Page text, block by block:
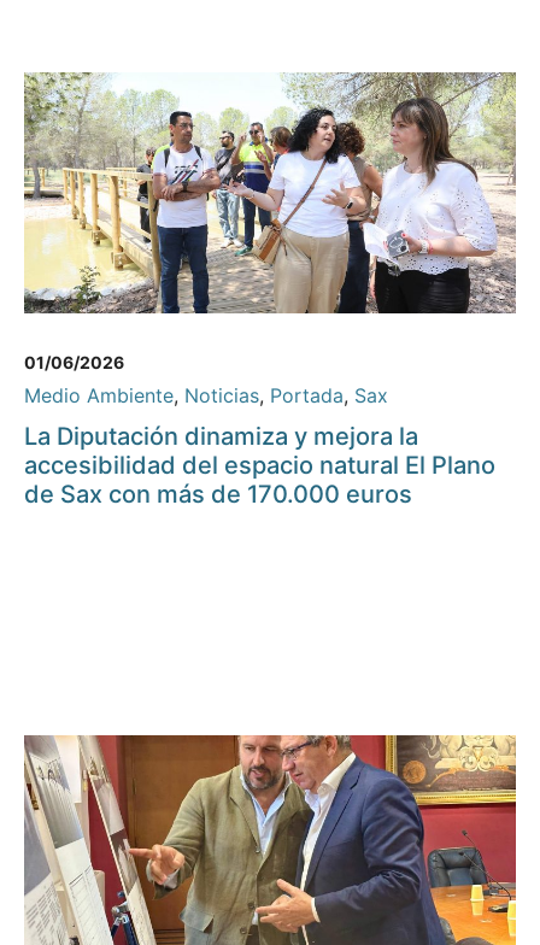
01/06/2026
Medio Ambiente, Noticias, Portada, Sax
La Diputación dinamiza y mejora la
accesibilidad del espacio natural El Plano
de Sax con más de 170.000 euros